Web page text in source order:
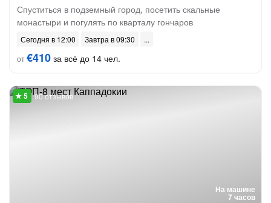
Спуститься в подземный город, посетить скальные
монастыри и погулять по кварталу гончаров
Сегодня в 12:00
Завтра в 09:30
от€410 за всё до 14 чел.
На машине
7 часов
90 отзывов